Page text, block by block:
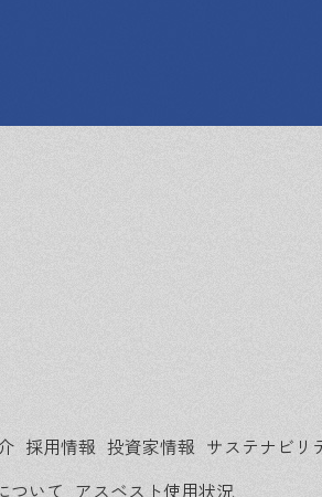
採用情報 投資家情報 サステナビリ
ついて アスベスト使用状況